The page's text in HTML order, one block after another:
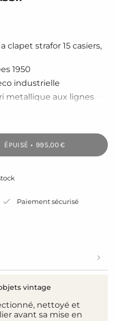
strafor 15 casiers,
1950
industrielle
metallique aux lignes
32cm
graphite et traité
par transporteur
ÉPUISÉ 995,00 €
Paiement sécurisé
vintage
nettoyé et
avant sa mise en